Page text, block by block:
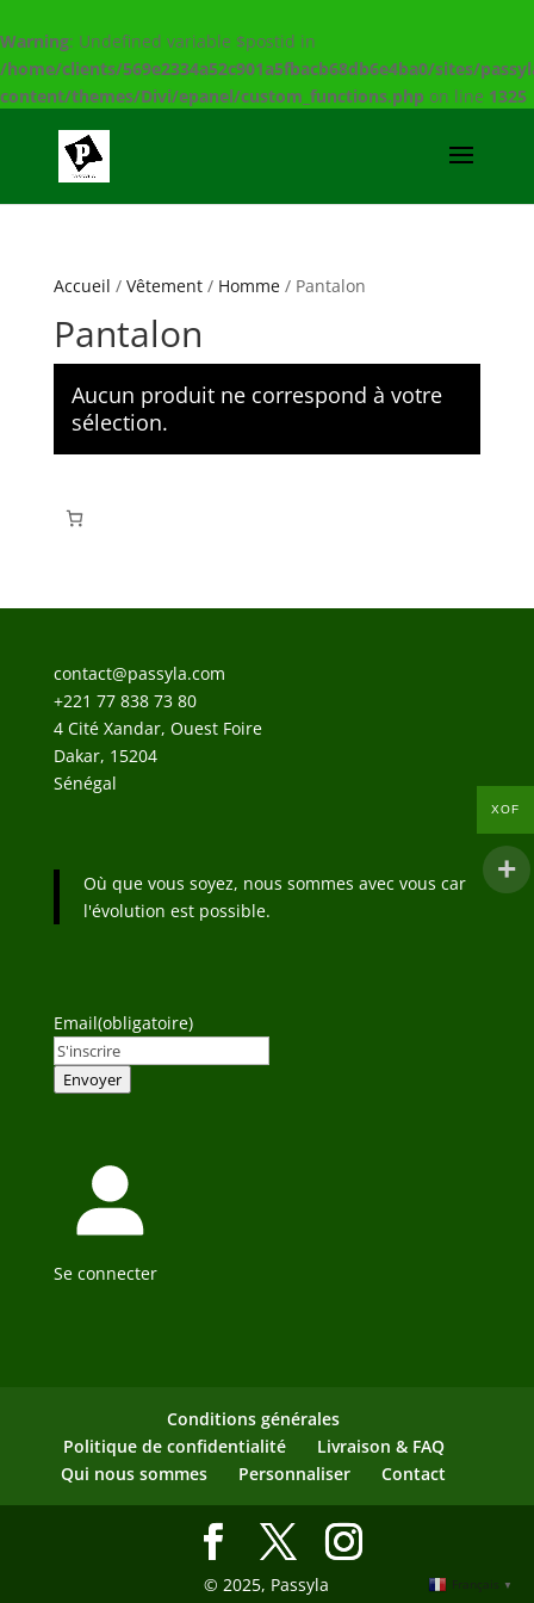
Warning: Undefined variable $postid in
/home/clients/569e2334a52c901a5fbacb68db6e4ba0/sites/
content/themes/Divi/epanel/custom_functions.php on line 1325
Accueil / Vêtement/ Homme/ Pantalon
Pantalon
Aucun produit ne correspond à votre
sélection.
contact@passyla.com
+221 77 838 73 80
4 Cité Xandar, Ouest Foire
Dakar, 15204
Sénégal
Où que vous soyez, nous sommes avec vous car
l'évolution est possible.
Email(obligatoire)
Envoyer
Se connecter
Conditions générales
Politique de confidentialité
Livraison & FAQ
Qui nous sommes
Personnaliser Contact
© 2025, Passyla Français ▼
XOF